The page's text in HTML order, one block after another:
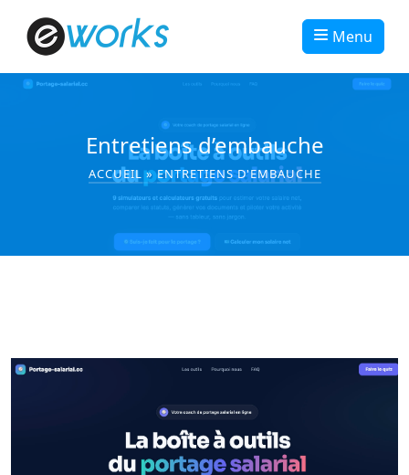
Menu
Entretiens d’embauche
ACCUEIL »ENTRETIENS D'EMBAUCHE